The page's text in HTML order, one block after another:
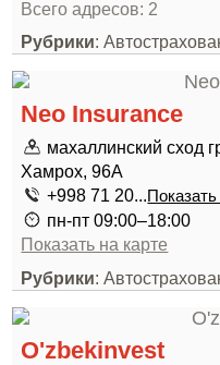
Всего адресов: 2
Рубрики:
Neo Insurance
махаллинский сход
Хамрох, 96A
+998 71 20...
пн-пт 09:00–18:00
Показать на карте
Рубрики:
O'zbekinvest